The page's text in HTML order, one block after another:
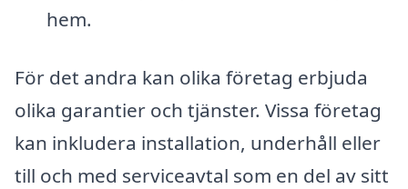
hem.
För det andra kan olika företag erbjuda
olika garantier och tjänster. Vissa företag
kan inkludera installation, underhåll eller
till och med serviceavtal som en del av sitt